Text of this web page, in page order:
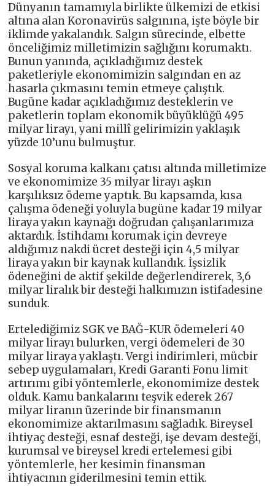
Dünyanın tamamıyla birlikte ülkemizi de etkisi
altına alan Koronavirüs salgınına, işte böyle bir
iklimde yakalandık. Salgın sürecinde, elbette
önceliğimiz milletimizin sağlığını korumaktı.
Bunun yanında, açıkladığımız destek
paketleriyle ekonomimizin salgından en az
hasarla çıkmasını temin etmeye çalıştık.
Bugüne kadar açıkladığımız desteklerin ve
paketlerin toplam ekonomik büyüklüğü 495
milyar lirayı, yani millî gelirimizin yaklaşık
yüzde 10’unu bulmuştur.
Sosyal koruma kalkanı çatısı altında milletimize
ve ekonomimize 35 milyar lirayı aşkın
karşılıksız ödeme yaptık. Bu kapsamda, kısa
çalışma ödeneği yoluyla bugüne kadar 19 milyar
liraya yakın kaynağı doğrudan çalışanlarımıza
aktardık. İstihdamı korumak için devreye
aldığımız nakdi ücret desteği için 4,5 milyar
liraya yakın bir kaynak kullandık. İşsizlik
ödeneğini de aktif şekilde değerlendirerek, 3,6
milyar liralık bir desteği halkımızın istifadesine
sunduk.
Ertelediğimiz SGK ve BAĞ-KUR ödemeleri 40
milyar lirayı bulurken, vergi ödemeleri de 30
milyar liraya yaklaştı. Vergi indirimleri, mücbir
sebep uygulamaları, Kredi Garanti Fonu limit
artırımı gibi yöntemlerle, ekonomimize destek
olduk. Kamu bankalarını teşvik ederek 267
milyar liranın üzerinde bir finansmanın
ekonomimize aktarılmasını sağladık. Bireysel
ihtiyaç desteği, esnaf desteği, işe devam desteği,
kurumsal ve bireysel kredi ertelemesi gibi
yöntemlerle, her kesimin finansman
ihtiyacının giderilmesini temin ettik.